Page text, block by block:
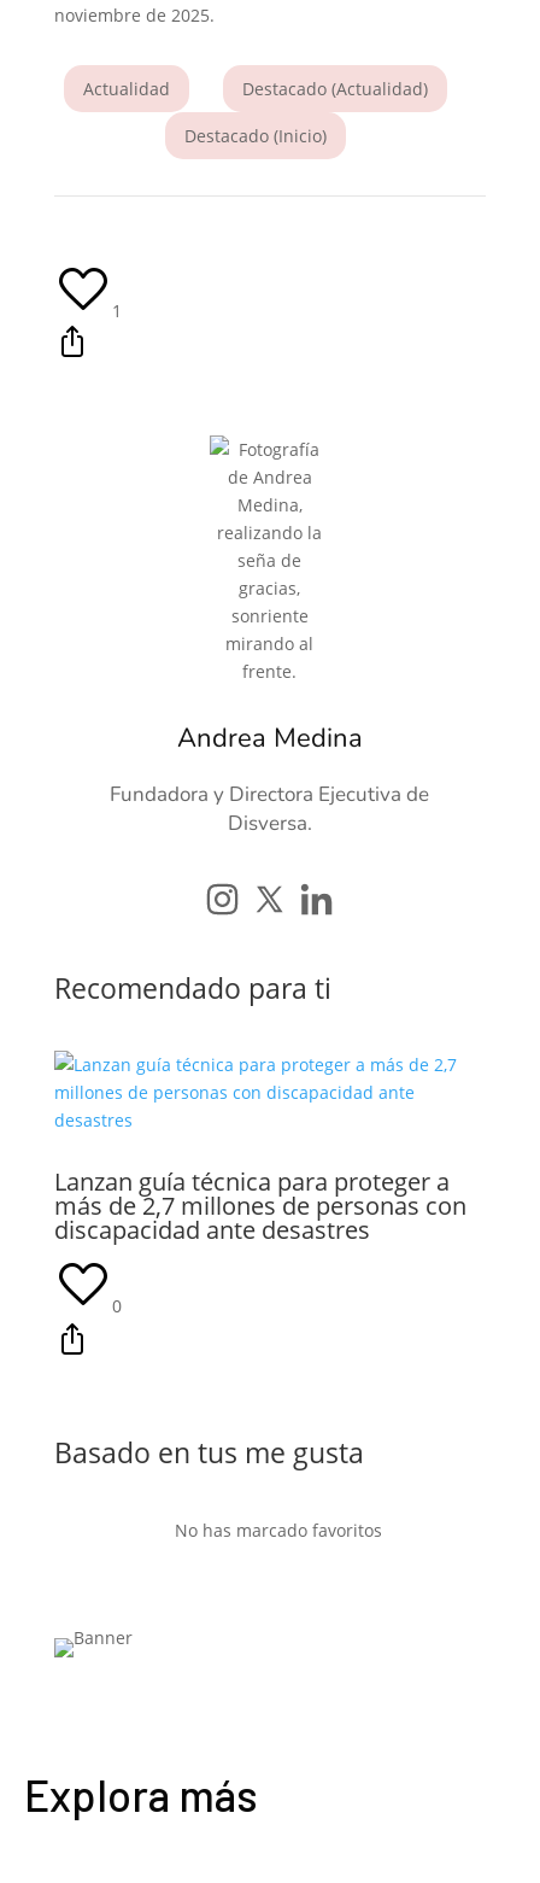
noviembre de 2025.
Actualidad Destacado (Actualidad)
Destacado (Inicio)
1
Andrea Medina
Fundadora y Directora Ejecutiva de
Disversa.
Recomendado para ti
Lanzan guía técnica para proteger a
más de 2,7 millones de personas con
discapacidad ante desastres
0
Basado en tus me gusta
No has marcado favoritos
Explora más